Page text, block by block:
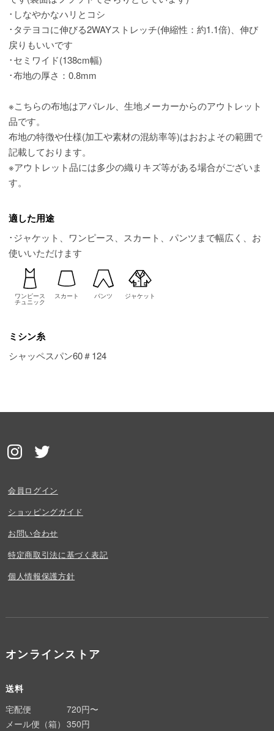
･しなやかなハリとコシ
･タテヨコに伸びる2WAYストレッチ(伸縮性：約1.1倍)、伸び
戻りもいいです
･セミワイド(138cm幅)
･布地の厚さ：0.8mm
※こちらの布地はアパレル、生地メーカーからのアウトレット
品です。
布地の特徴や仕様(加工や素材の混紡率等)はおおよその範囲で
記載しております。
※アウトレット品には多少の織りキズ等がある場合がございま
す。
適した用途
･ジャケット、ワンピース、スカート、パンツまで幅広く、お
使いいただけます
ワンピース
チュニック
スカート パンツ ジャケット
ミシン糸
シャッペスパン60＃124
会員ログイン
ショッピングガイド
お問い合わせ
特定商取引法に基づく表記
個人情報保護方針
オンラインストア
送料
宅配便
720円〜
メール便（箱） 350円